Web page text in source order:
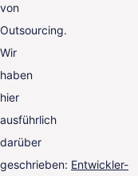
von
Outsourcing.
Wir
haben
hier
ausführlich
darüber
geschrieben: Entwickler-